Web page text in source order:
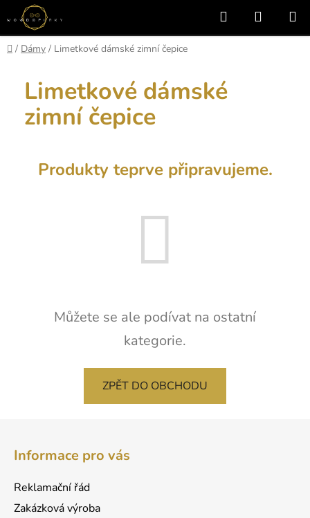
Přejít
na
obsah
Hledat
KOŠÍK
Domů
/ Dámy / Limetkové dámské zimní čepice
Limetkové dámské
zimní čepice
Produkty teprve připravujeme.
Můžete se ale podívat na ostatní
kategorie.
ZPĚT DO OBCHODU
Informace pro vás
Reklamační řád
Zakázková výroba